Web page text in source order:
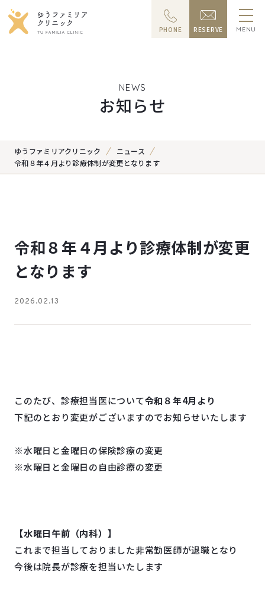
PHONE RESERVE MENU
NEWS
お知らせ
ゆうファミリアクリニック
ニュース
令和８年４月より診療体制が変更となります
令和８年４月より診療体制が変更
となります
2026.02.13
このたび、診療担当医について令和８年4月より
下記のとおり変更がございますのでお知らせいたします
※水曜日と金曜日の保険診療の変更
※水曜日と金曜日の自由診療の変更
【水曜日午前（内科）】
これまで担当しておりました非常勤医師が退職となり
今後は院長が診療を担当いたします